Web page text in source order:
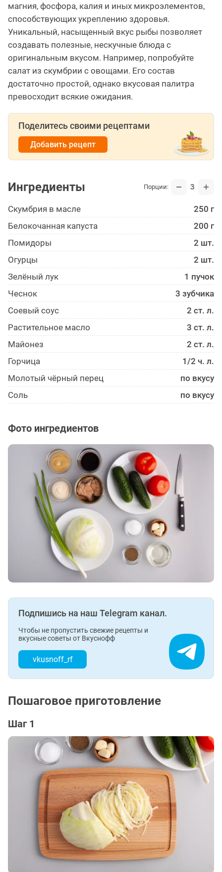
магния, фосфора, калия и иных микроэлементов,
способствующих укреплению здоровья.
Уникальный, насыщенный вкус рыбы позволяет
создавать полезные, нескучные блюда с
оригинальным вкусом. Например, попробуйте
салат из скумбрии с овощами. Его состав
достаточно простой, однако вкусовая палитра
превосходит всякие ожидания.
Поделитесь своими рецептами
Добавить рецепт
Ингредиенты Порции: 3
Скумбрия в масле
250 г
Белокоча­нная капуста
200 г
Помидоры
2 шт.
Огурцы
2 шт.
Зелёный лук
1 пучок
Чеснок
3 зубчика
Соевый соус
2 ст. л.
Растительное масло
3 ст. л.
Майонез
2 ст. л.
Горчица
1/2 ч. л.
Молотый чёрный перец
по вкусу
Соль
по вкусу
Фото ингредиентов
Подпишись на наш Telegram канал.
Чтобы не пропустить свежие рецепты и
вкусные советы от Вкуснофф
vkusnoff_rf
Пошаговое приготовление
Шаг 1